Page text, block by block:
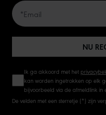
NU
Ik ga akkoord met het
kan worden ingetrokken op elk
bijvoorbeeld via de afmeldlink in
De velden met een sterretje (*) zijn